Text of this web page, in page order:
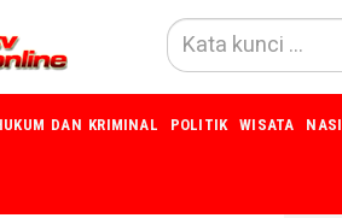
DAN KRIMINAL POLITIK WISATA